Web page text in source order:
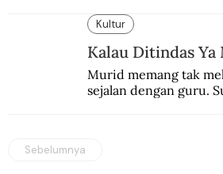
Kultur
Kalau Ditindas Ya
Murid memang tak
sejalan dengan guru.
Sebelumnya